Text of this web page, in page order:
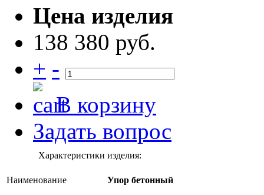
Цена изделия
138 380 руб.
+ -
В корзину
Задать вопрос
Характеристики изделия:
Наименование Упор бетонный